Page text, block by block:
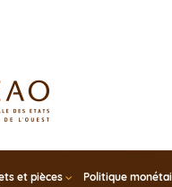
et pièces Politique